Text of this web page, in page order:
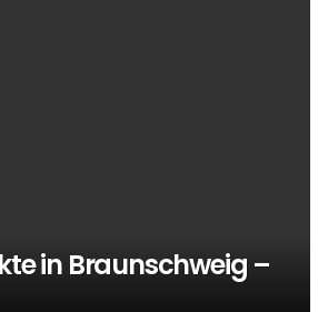
in Braunschweig –